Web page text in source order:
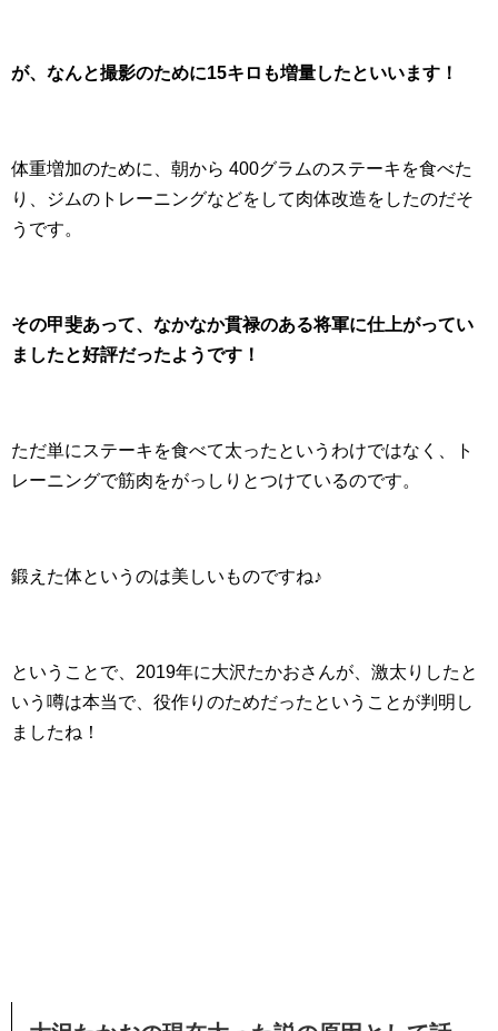
が、なんと撮影のために15キロも増量したといいます！
体重増加のために、朝から 400グラムのステーキを食べた
り、ジムのトレーニングなどをして肉体改造をしたのだそ
うです。
その甲斐あって、なかなか貫禄のある将軍に仕上がってい
ましたと好評だったようです！
ただ単にステーキを食べて太ったというわけではなく、ト
レーニングで筋肉をがっしりとつけているのです。
鍛えた体というのは美しいものですね♪
ということで、2019年に大沢たかおさんが、激太りしたと
いう噂は本当で、役作りのためだったということが判明し
ましたね！